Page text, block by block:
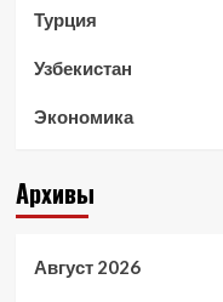
Турция
Узбекистан
Экономика
Архивы
Август 2026